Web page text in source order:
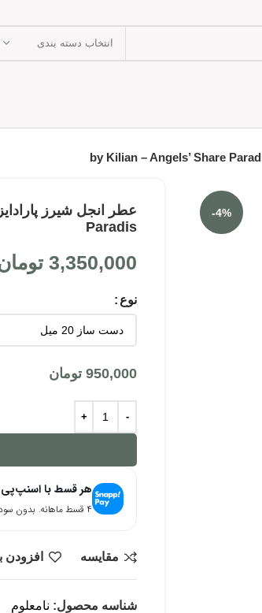
انتخاب دسته بندی
-4%
Paradis
3,350,000
نوع
950,000 تومان
هر قسط با
۴ قسط ماهانه. بدون سود، چک و ضامن.
مقایسه افزودن
شناسه محصول: نامعلوم